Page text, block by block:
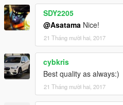
SDY2205
@Asatama Nice!
21 Tháng mười hai, 2017
cybkris
Best quality as always:)
21 Tháng mười hai, 2017